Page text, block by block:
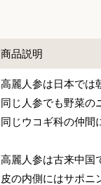
商品説明
高麗人参は日本では
同じ人参でも野菜の
同じウコギ科の仲間
高麗人参は古来中国
皮の内側にはサポニ